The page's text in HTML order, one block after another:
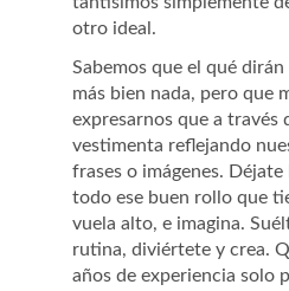
otro ideal.
Sabemos que el qué
más bien nada, pero que
expresarnos que a través
vestimenta reflejando
frases o imágenes.
todo ese buen rollo que
vuela alto, e imagina.
rutina, diviértete y crea.
años de experiencia solo